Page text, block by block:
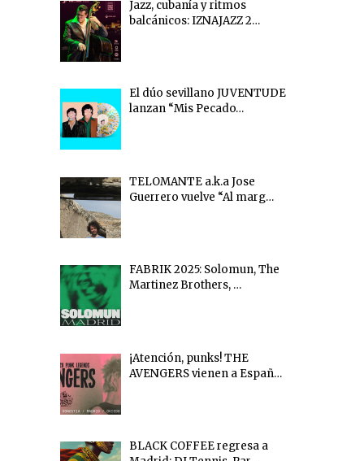
Jazz, cubanía y ritmos
balcánicos: IZNAJAZZ 2…
El dúo sevillano JUVENTUDE
lanzan “Mis Pecado…
TELOMANTE a.k.a Jose
Guerrero vuelve “Al marg…
FABRIK 2025: Solomun, The
Martinez Brothers, …
¡Atención, punks! THE
AVENGERS vienen a Españ…
BLACK COFFEE regresa a